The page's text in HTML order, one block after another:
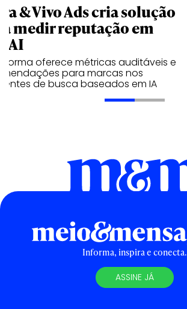
& Vivo Ads cria solução
medir reputação em
oferece métricas auditáveis e
para marcas nos
de busca baseados em IA
Informa, inspira e conecta.
ASSINE JÁ